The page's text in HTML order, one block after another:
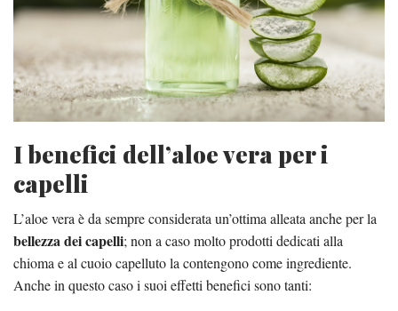
I benefici dell’aloe vera per i
capelli
L’aloe vera è da sempre considerata un’ottima alleata anche per la
bellezza dei capelli; non a caso molto prodotti dedicati alla
chioma e al cuoio capelluto la contengono come ingrediente.
Anche in questo caso i suoi effetti benefici sono tanti: